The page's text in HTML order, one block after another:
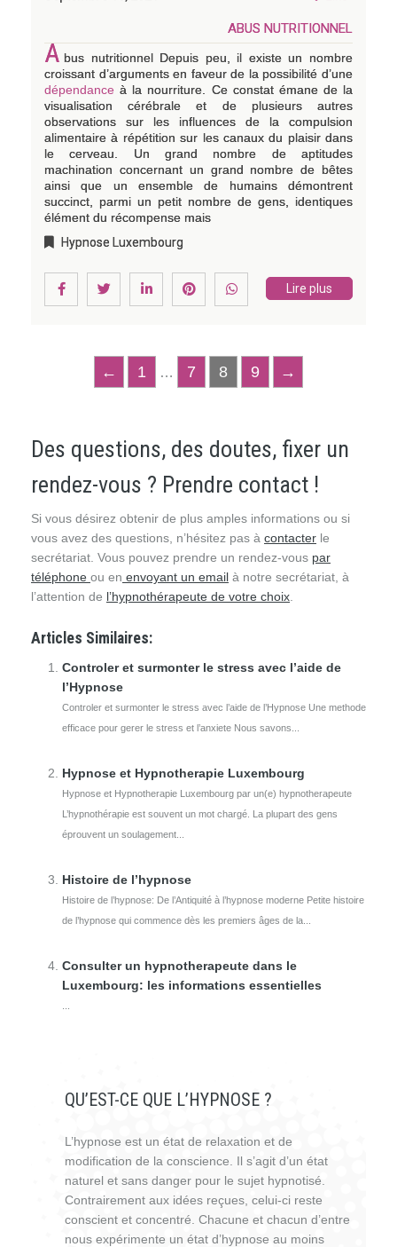
ABUS NUTRITIONNEL
A bus nutritionnel Depuis peu, il existe un nombre
croissant d’arguments en faveur de la possibilité d’une
dépendance à la nourriture. Ce constat émane de la
visualisation cérébrale et de plusieurs autres
observations sur les influences de la compulsion
alimentaire à répétition sur les canaux du plaisir dans
le cerveau. Un grand nombre de aptitudes
machination concernant un grand nombre de bêtes
ainsi que un ensemble de humains démontrent
succinct, parmi un petit nombre de gens, identiques
élément du récompense mais
Hypnose Luxembourg
Lire plus
← 1 … 7 8 9 →
Des questions, des doutes, fixer un
rendez-vous ? Prendre contact !
Si vous désirez obtenir de plus amples informations ou si
vous avez des questions, n’hésitez pas à contacter le
secrétariat. Vous pouvez prendre un rendez-vous par
téléphone ou en envoyant un email à notre secrétariat, à
l’attention de l’hypnothérapeute de votre choix
Articles Similaires:
Controler et surmonter le stress avec l’aide de
l’Hypnose
Controler et surmonter le stress avec l’aide de l’Hypnose Une methode
efficace pour gerer le stress et l’anxiete Nous savons...
Hypnose et Hypnotherapie Luxembourg
Hypnose et Hypnotherapie Luxembourg par un(e) hypnotherapeute
L’hypnothérapie est souvent un mot chargé. La plupart des gens
éprouvent un soulagement...
Histoire de l’hypnose
Histoire de l’hypnose: De l’Antiquité à l’hypnose moderne Petite histoire
de l’hypnose qui commence dès les premiers âges de la...
Consulter un hypnotherapeute dans le
Luxembourg: les informations essentielles
QU’EST-CE QUE L’HYPNOSE ?
L’hypnose est un état de relaxation et de
modification de la conscience. Il s’agit d’un état
naturel et sans danger pour le sujet hypnotisé.
Contrairement aux idées reçues, celui-ci reste
conscient et concentré. Chacune et chacun d’entre
nous expérimente un état d’hypnose au moins